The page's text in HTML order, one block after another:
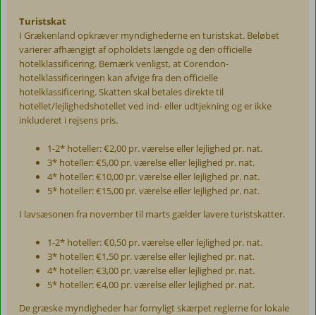
Turistskat
I Grækenland opkræver myndighederne en turistskat. Beløbet
varierer afhængigt af opholdets længde og den officielle
hotelklassificering. Bemærk venligst, at Corendon-
hotelklassificeringen kan afvige fra den officielle
hotelklassificering. Skatten skal betales direkte til
hotellet/lejlighedshotellet ved ind- eller udtjekning og er ikke
inkluderet i rejsens pris.
1-2* hoteller: €2,00 pr. værelse eller lejlighed pr. nat.
3* hoteller: €5,00 pr. værelse eller lejlighed pr. nat.
4* hoteller: €10,00 pr. værelse eller lejlighed pr. nat.
5* hoteller: €15,00 pr. værelse eller lejlighed pr. nat.
I lavsæsonen fra november til marts gælder lavere turistskatter.
1-2* hoteller: €0,50 pr. værelse eller lejlighed pr. nat.
3* hoteller: €1,50 pr. værelse eller lejlighed pr. nat.
4* hoteller: €3,00 pr. værelse eller lejlighed pr. nat.
5* hoteller: €4,00 pr. værelse eller lejlighed pr. nat.
De græske myndigheder har fornyligt skærpet reglerne for lokale